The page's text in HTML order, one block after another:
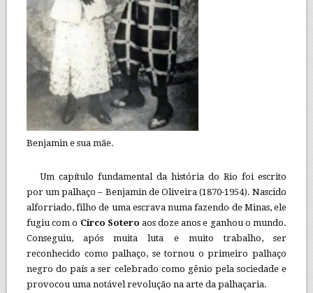
Benjamin e sua mãe.
Um capítulo fundamental da história do Rio foi escrito
por um palhaço – Benjamin de Oliveira (1870-1954). Nascido
alforriado, filho de uma escrava numa fazendo de Minas, ele
fugiu com o Circo Sotero aos doze anos e ganhou o mundo.
Conseguiu, após muita luta e muito trabalho, ser
reconhecido como palhaço, se tornou o primeiro palhaço
negro do país a ser celebrado como gênio pela sociedade e
provocou uma notável revolução na arte da palhaçaria.